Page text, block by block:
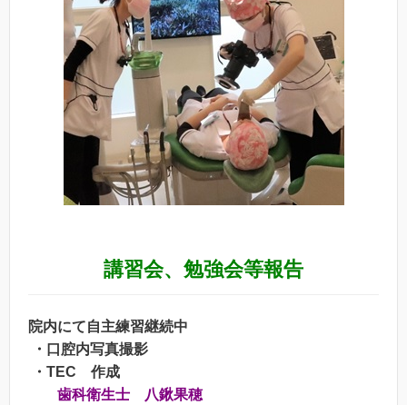
講習会、勉強会等報告
院内にて自主練習継続中
・口腔内写真撮影
・TEC 作成
歯科衛生士 八鍬果穂